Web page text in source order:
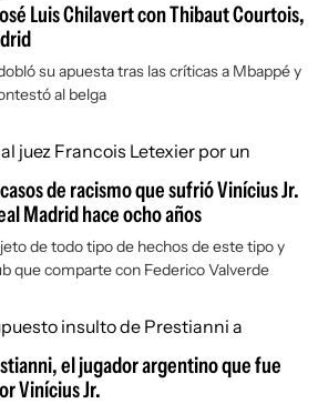
Luis Chilavert con Thibaut Courtois,
su apuesta tras las críticas a Mbappé y
al belga
de racismo que sufrió Vinícius Jr.
Madrid hace ocho años
de todo tipo de hechos de este tipo y
que comparte con Federico Valverde
el jugador argentino que fue
Vinícius Jr.